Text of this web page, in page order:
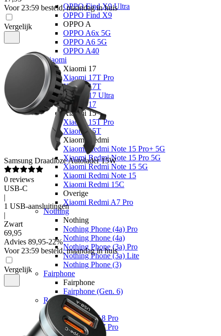
OPPO Find X9 Ultra
OPPO Find X9
OPPO A
OPPO A6x 5G
OPPO A6 5G
OPPO A40
Xiaomi
Xiaomi 17
Xiaomi 17T Pro
Xiaomi 17T
Xiaomi 17 Ultra
Xiaomi 17
Xiaomi 15
Xiaomi 15T Pro
Xiaomi 15T
Xiaomi Redmi
Xiaomi Redmi Note 15 Pro+ 5G
Xiaomi Redmi Note 15 Pro 5G
Xiaomi Redmi Note 15 5G
Xiaomi Redmi Note 15
Xiaomi Redmi 15C
Overige
Xiaomi Redmi A7 Pro
Nothing
Nothing
Nothing Phone (4a) Pro
Nothing Phone (4a)
Nothing Phone (3a) Pro
Nothing Phone (3a) Lite
Nothing Phone (3)
Fairphone
Fairphone
Fairphone (Gen. 6)
Realme
Realme
Realme GT 8 Pro
Realme GT 7 Pro
Voor 23:59 besteld, maandag in huis
Vergelijk
Samsung Draadloze Autolader 15W
0 reviews
USB-C
|
1 USB-aansluitingen
|
Zwart
69,95
Advies 89,95-22%
Voor 23:59 besteld, maandag in huis
Vergelijk